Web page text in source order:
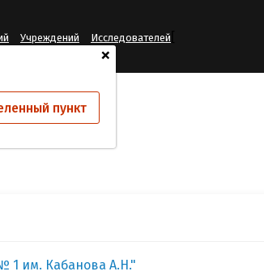
+
пункт
Учреждений Исследователей
1 им. Кабанова А.Н."